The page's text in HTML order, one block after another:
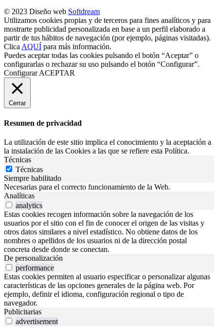
© 2023 Diseño web Softdream
Utilizamos cookies propias y de terceros para fines analíticos y para
mostrarte publicidad personalizada en base a un perfil elaborado a
partir de tus hábitos de navegación (por ejemplo, páginas visitadas).
ClicaAQUÍ para más información.
Puedes aceptar todas las cookies pulsando el botón “Aceptar” o
configurarlas o rechazar su uso pulsando el botón “Configurar”.
ConfigurarACEPTAR
Cerrar
Resumen de privacidad
La utilización de este sitio implica el conocimiento y la aceptación a
la instalación de las Cookies a las que se refiere esta Política.
Técnicas
Técnicas
Siempre habilitado
Necesarias para el correcto funcionamiento de la Web.
Analíticas
analytics
Estas cookies recogen información sobre la navegación de los
usuarios por el sitio con el fin de conocer el origen de las visitas y
otros datos similares a nivel estadístico. No obtiene datos de los
nombres o apellidos de los usuarios ni de la dirección postal
concreta desde donde se conectan.
De personalización
performance
Estas cookies permiten al usuario especificar o personalizar algunas
características de las opciones generales de la página web. Por
ejemplo, definir el idioma, configuración regional o tipo de
navegador.
Publicitarias
advertisement